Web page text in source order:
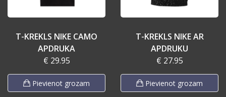
T-KREKLS NIKE CAMO
APDRUKA
€ 29.95
Pievienot grozam
T-KREKLS NIKE AR
APDRUKU
€ 27.95
Pievienot grozam